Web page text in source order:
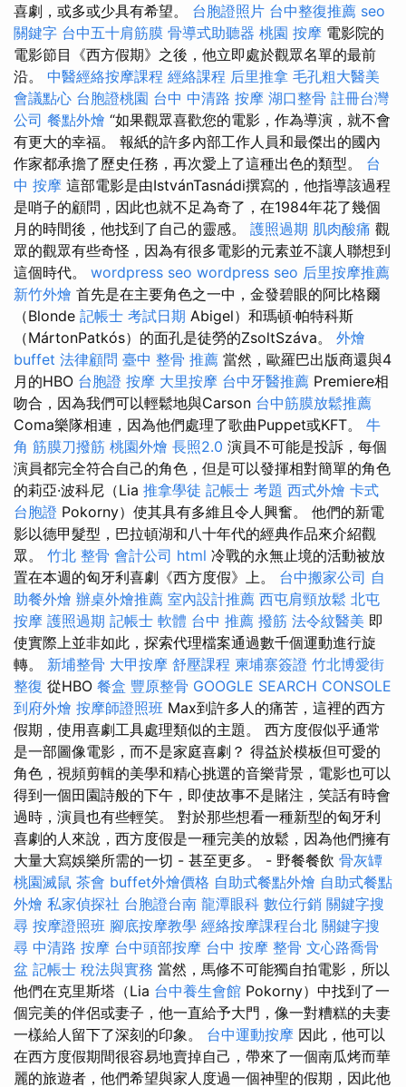
喜劇，或多或少具有希望。 台胞證照片 台中整復推薦 seo
關鍵字 台中五十肩筋膜 骨導式助聽器 桃園 按摩 電影院的
電影節目《西方假期》之後，他立即處於觀眾名單的最前
沿。 中醫經絡按摩課程 經絡課程 后里推拿 毛孔粗大醫美
會議點心 台胞證桃園 台中 中清路 按摩 湖口整骨 註冊台灣
公司 餐點外燴 “如果觀眾喜歡您的電影，作為導演，就不會
有更大的幸福。 報紙的許多內部工作人員和最傑出的國內
作家都承擔了歷史任務，再次愛上了這種出色的類型。 台
中 按摩 這部電影是由IstvánTasnádi撰寫的，他指導該過程
是哨子的顧問，因此也就不足為奇了，在1984年花了幾個
月的時間後，他找到了自己的靈感。 護照過期 肌肉酸痛 觀
眾的觀眾有些奇怪，因為有很多電影的元素並不讓人聯想到
這個時代。 wordpress seo wordpress seo 后里按摩推薦
新竹外燴 首先是在主要角色之一中，金發碧眼的阿比格爾
（Blonde 記帳士 考試日期 Abigel）和瑪頓·帕特科斯
（MártonPatkós）的面孔是徒勞的ZsoltSzáva。 外燴
buffet 法律顧問 臺中 整骨 推薦 當然，歐羅巴出版商還與4
月的HBO 台胞證 按摩 大里按摩 台中牙醫推薦 Premiere相
吻合，因為我們可以輕鬆地與Carson 台中筋膜放鬆推薦
Coma樂隊相連，因為他們處理了歌曲Puppet或KFT。 牛
角 筋膜刀撥筋 桃園外燴 長照2.0 演員不可能是投訴，每個
演員都完全符合自己的角色，但是可以發揮相對簡單的角色
的莉亞·波科尼（Lia 推拿學徒 記帳士 考題 西式外燴 卡式
台胞證 Pokorny）使其具有多維且令人興奮。 他們的新電
影以德甲髮型，巴拉頓湖和八十年代的經典作品來介紹觀
眾。 竹北 整骨 會計公司 html 冷戰的永無止境的活動被放
置在本週的匈牙利喜劇《西方度假》上。 台中搬家公司 自
助餐外燴 辦桌外燴推薦 室內設計推薦 西屯肩頸放鬆 北屯
按摩 護照過期 記帳士 軟體 台中 推薦 撥筋 法令紋醫美 即
使實際上並非如此，探索代理檔案通過數千個運動進行旋
轉。 新埔整骨 大甲按摩 舒壓課程 柬埔寨簽證 竹北博愛街
整復 從HBO 餐盒 豐原整骨 GOOGLE SEARCH CONSOLE
到府外燴 按摩師證照班 Max到許多人的痛苦，這裡的西方
假期，使用喜劇工具處理類似的主題。 西方度假似乎通常
是一部圖像電影，而不是家庭喜劇？ 得益於模板但可愛的
角色，視頻剪輯的美學和精心挑選的音樂背景，電影也可以
得到一個田園詩般的下午，即使故事不是賭注，笑話有時會
過時，演員也有些輕笑。 對於那些想看一種新型的匈牙利
喜劇的人來說，西方度假是一種完美的放鬆，因為他們擁有
大量大寫娛樂所需的一切 - 甚至更多。 - 野餐餐飲 骨灰罈
桃園滅鼠 茶會 buffet外燴價格 自助式餐點外燴 自助式餐點
外燴 私家偵探社 台胞證台南 龍潭眼科 數位行銷 關鍵字搜
尋 按摩證照班 腳底按摩教學 經絡按摩課程台北 關鍵字搜
尋 中清路 按摩 台中頭部按摩 台中 按摩 整骨 文心路喬骨
盆 記帳士 稅法與實務 當然，馬修不可能獨自拍電影，所以
他們在克里斯塔（Lia 台中養生會館 Pokorny）中找到了一
個完美的伴侶或妻子，他一直給予大門，像一對糟糕的夫妻
一樣給人留下了深刻的印象。 台中運動按摩 因此，他可以
在西方度假期間很容易地賣掉自己，帶來了一個南瓜烤而華
麗的旅遊者，他們希望與家人度過一個神聖的假期，因此他